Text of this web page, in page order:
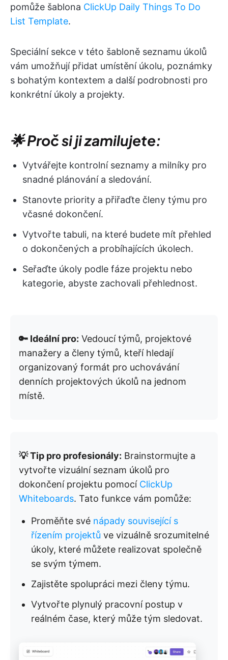
pomůže šablona ClickUp Daily Things To Do
List Template.
Speciální sekce v této šabloně seznamu úkolů
vám umožňují přidat umístění úkolu, poznámky
s bohatým kontextem a další podrobnosti pro
konkrétní úkoly a projekty.
🌟 Proč si ji zamilujete:
Vytvářejte kontrolní seznamy a milníky pro
snadné plánování a sledování.
Stanovte priority a přiřaďte členy týmu pro
včasné dokončení.
Vytvořte tabuli, na které budete mít přehled
o dokončených a probíhajících úkolech.
Seřaďte úkoly podle fáze projektu nebo
kategorie, abyste zachovali přehlednost.
🔑 Ideální pro: Vedoucí týmů, projektové
manažery a členy týmů, kteří hledají
organizovaný formát pro uchovávání
denních projektových úkolů na jednom
místě.
💡 Tip pro profesionály: Brainstormujte a
vytvořte vizuální seznam úkolů pro
dokončení projektu pomocí ClickUp
Whiteboards. Tato funkce vám pomůže:
Proměňte své nápady související s
řízením projektů ve vizuálně srozumitelné
úkoly, které můžete realizovat společně
se svým týmem.
Zajistěte spolupráci mezi členy týmu.
Vytvořte plynulý pracovní postup v
reálném čase, který může tým sledovat.